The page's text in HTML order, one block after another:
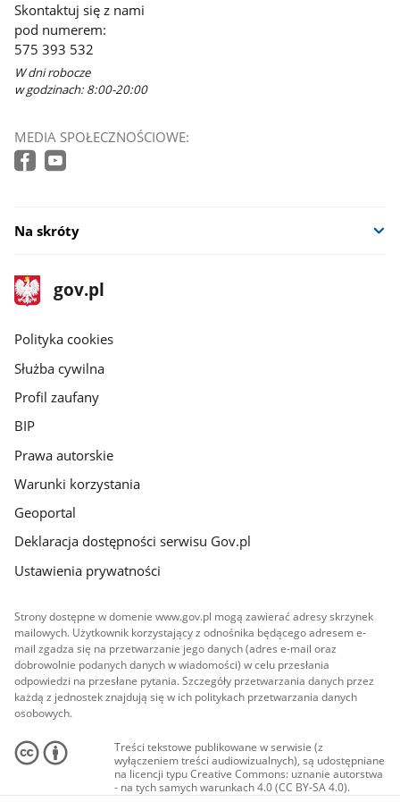
Skontaktuj się z nami
pod numerem:
575 393 532
W dni robocze
w godzinach: 8:00-20:00
MEDIA SPOŁECZNOŚCIOWE:
Na skróty
stopka
gov.pl
Strona
gov.pl
gov.pl
Polityka cookies
Służba cywilna
Profil zaufany
BIP
Prawa autorskie
Warunki korzystania
Geoportal
Deklaracja dostępności serwisu Gov.pl
Ustawienia prywatności
Strony dostępne w domenie www.gov.pl mogą zawierać adresy skrzynek
mailowych. Użytkownik korzystający z odnośnika będącego adresem e-
mail zgadza się na przetwarzanie jego danych (adres e-mail oraz
dobrowolnie podanych danych w wiadomości) w celu przesłania
odpowiedzi na przesłane pytania. Szczegóły przetwarzania danych przez
każdą z jednostek znajdują się w ich politykach przetwarzania danych
osobowych.
Treści tekstowe publikowane w serwisie (z
wyłączeniem treści audiowizualnych), są udostępniane
na licencji typu Creative Commons: uznanie autorstwa
- na tych samych warunkach 4.0 (CC BY-SA 4.0).